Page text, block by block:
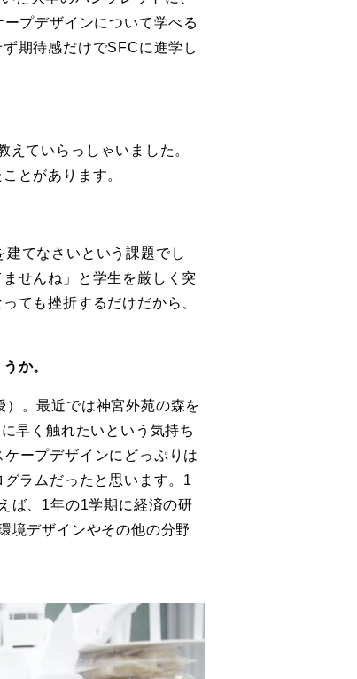
プデザインについて学べる
期待感だけでSFCに進学し
ていらっしゃいました。
とがあります。
てなさいという課題でし
せんね」と学生を厳しく突
ても挫折するだけだから、
か。
。最近では神宮外苑の森を
早く触れたいという気持ち
ープデザインにどっぷりは
ラムだったと思います。1
ば、1年の1学期に経済の研
境デザインやその他の分野